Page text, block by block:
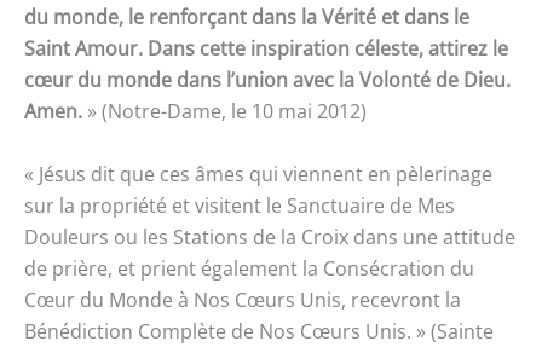
du monde, le renforçant dans la Vérité et dans le
Saint Amour. Dans cette inspiration céleste, attirez le
cœur du monde dans l’union avec la Volonté de Dieu.
Amen. » (Notre-Dame, le 10 mai 2012)
« Jésus dit que ces âmes qui viennent en pèlerinage
sur la propriété et visitent le Sanctuaire de Mes
Douleurs ou les Stations de la Croix dans une attitude
de prière, et prient également la Consécration du
Cœur du Monde à Nos Cœurs Unis, recevront la
Bénédiction Complète de Nos Cœurs Unis. » (Sainte